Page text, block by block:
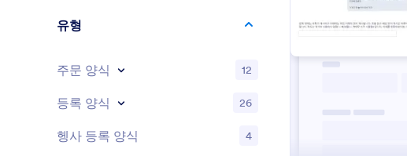
유형
주문 양식 12
등록 양식 26
헹사 등록 양식 4